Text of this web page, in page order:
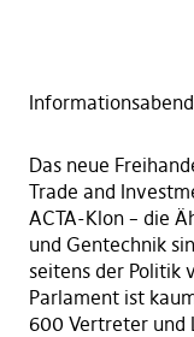
Das neue
Trade and
ACTA-Klon – die
und Gentechnik
seitens der Politik
Parlament ist
600 Vertreter und